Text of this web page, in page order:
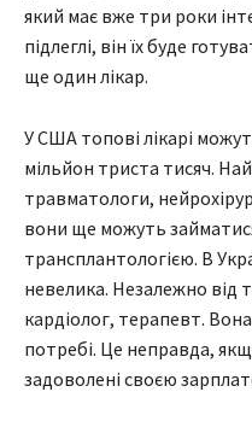
який має вже три роки
підлеглі, він їх буде
ще один лікар.
У США топові лікарі
мільйон триста тисяч.
травматологи,
вони ще можуть
трансплантологією. В
невелика. Незалежно від
кардіолог, терапевт.
потребі. Це неправда,
задоволені своєю